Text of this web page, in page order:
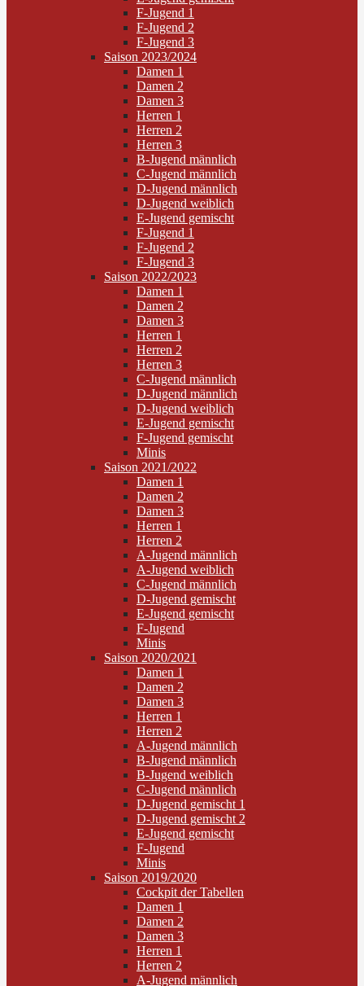
F-Jugend 1
F-Jugend 2
F-Jugend 3
Saison 2023/2024
Damen 1
Damen 2
Damen 3
Herren 1
Herren 2
Herren 3
B-Jugend männlich
C-Jugend männlich
D-Jugend männlich
D-Jugend weiblich
E-Jugend gemischt
F-Jugend 1
F-Jugend 2
F-Jugend 3
Saison 2022/2023
Damen 1
Damen 2
Damen 3
Herren 1
Herren 2
Herren 3
C-Jugend männlich
D-Jugend männlich
D-Jugend weiblich
E-Jugend gemischt
F-Jugend gemischt
Minis
Saison 2021/2022
Damen 1
Damen 2
Damen 3
Herren 1
Herren 2
A-Jugend männlich
A-Jugend weiblich
C-Jugend männlich
D-Jugend gemischt
E-Jugend gemischt
F-Jugend
Minis
Saison 2020/2021
Damen 1
Damen 2
Damen 3
Herren 1
Herren 2
A-Jugend männlich
B-Jugend männlich
B-Jugend weiblich
C-Jugend männlich
D-Jugend gemischt 1
D-Jugend gemischt 2
E-Jugend gemischt
F-Jugend
Minis
Saison 2019/2020
Cockpit der Tabellen
Damen 1
Damen 2
Damen 3
Herren 1
Herren 2
A-Jugend männlich